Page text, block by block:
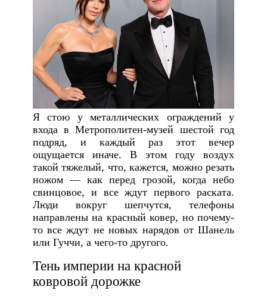
Я стою у металлических ограждений у
входа в Метрополитен-музей шестой год
подряд, и каждый раз этот вечер
ощущается иначе. В этом году воздух
такой тяжелый, что, кажется, можно резать
ножом — как перед грозой, когда небо
свинцовое, и все ждут первого раската.
Люди вокруг шепчутся, телефоны
направлены на красный ковер, но почему-
то все ждут не новых нарядов от Шанель
или Гуччи, а чего-то другого.
Тень империи на красной
ковровой дорожке